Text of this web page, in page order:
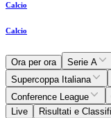
Calcio
Calcio
Ora per ora Serie A
Supercoppa Italiana
Conference League
Live
Risultati e